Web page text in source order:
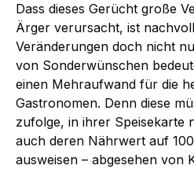
Dass dieses Gerücht große
Ärger verursacht, ist
Veränderungen doch nicht
von Sonderwünschen
einen Mehraufwand für die
Gastronomen. Denn diese
zufolge, in ihrer Speisekarte
auch deren Nährwert auf
ausweisen – abgesehen von